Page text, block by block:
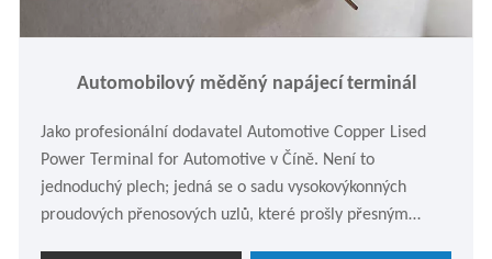
Automobilový měděný napájecí terminál
Jako profesionální dodavatel Automotive Copper Lised
Power Terminal for Automotive v Číně. Není to
jednoduchý plech; jedná se o sadu vysokovýkonných
proudových přenosových uzlů, které prošly přesným